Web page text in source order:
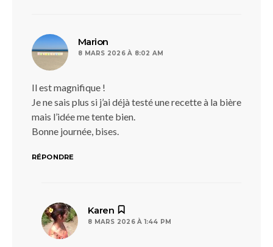
Marion
8 MARS 2026 À 8:02 AM
Il est magnifique !
Je ne sais plus si j’ai déjà testé une recette à la bière
mais l’idée me tente bien.
Bonne journée, bises.
RÉPONDRE
Karen
8 MARS 2026 À 1:44 PM